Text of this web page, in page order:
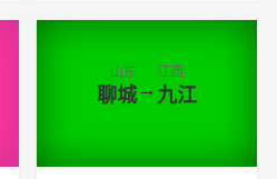
查看详细
山东
聊城→
江西
九江